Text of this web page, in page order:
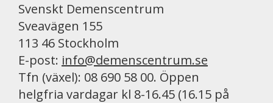
Svenskt Demenscentrum
Sveavägen 155
113 46 Stockholm
E-post: info@demenscentrum.se
Tfn (växel): 08 690 58 00. Öppen
helgfria vardagar kl 8-16.45 (16.15 på